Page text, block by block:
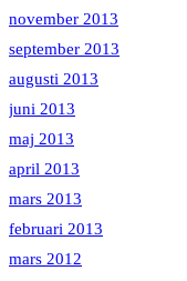
november 2013
september 2013
augusti 2013
juni 2013
maj 2013
april 2013
mars 2013
februari 2013
mars 2012